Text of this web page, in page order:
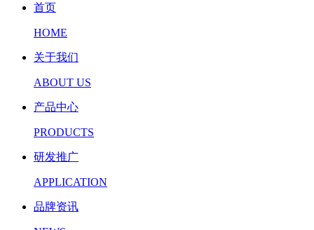
首页
HOME
关于我们
ABOUT US
产品中心
PRODUCTS
研发推广
APPLICATION
品牌资讯